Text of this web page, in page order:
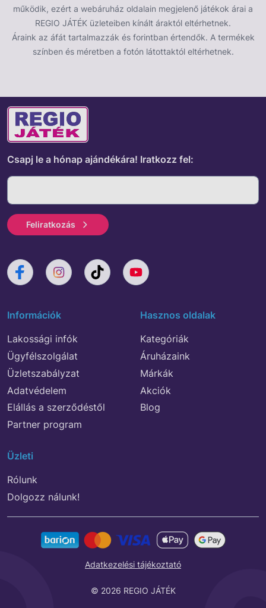
működik, ezért a webáruház oldalain megjelenő játékok árai a
REGIO JÁTÉK üzleteiben kínált áraktól eltérhetnek.
Áraink az áfát tartalmazzák és forintban értendők. A termékek
színben és méretben a fotón látottaktól eltérhetnek.
Csapj le a hónap ajándékára! Iratkozz fel:
Feliratkozás
Információk
Lakossági infók
Ügyfélszolgálat
Üzletszabályzat
Adatvédelem
Elállás a szerződéstől
Partner program
Hasznos oldalak
Kategóriák
Áruházaink
Márkák
Akciók
Blog
Üzleti
Rólunk
Dolgozz nálunk!
© 2026 REGIO JÁTÉK
Adatkezelési tájékoztató